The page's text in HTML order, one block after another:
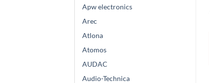
Apw electronics
Arec
Atlona
Atomos
AUDAC
Audio-Technica
Adam Hall Stands DSM 45 B
PREZZO SU RICHIESTA
Adam Hall Stands SCS 19